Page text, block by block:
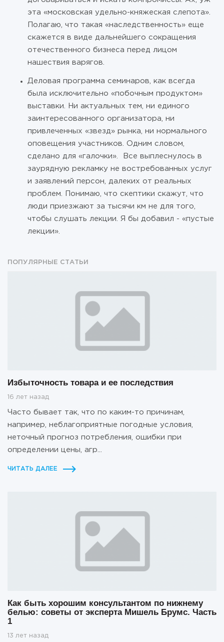
эта «московская удельно-княжеская слепота».
Полагаю, что такая «наследственность» еще
скажется в виде дальнейшего сокращения
отечественного бизнеса перед лицом
нашествия варягов.
Деловая программа семинаров, как всегда
была исключительно «побочным продуктом»
выставки. Ни актуальных тем, ни единого
заинтересованного организатора, ни
привлеченных «звезд» рынка, ни нормального
оповещения участников. Одним словом,
сделано для «галочки». Все выплеснулось в
заурядную рекламку не востребованных услуг
и заявлений персон, далеких от реальных
проблем. Понимаю, что скептики скажут, что
люди приезжают за тысячи км не для того,
чтобы слушать лекции. Я бы добавил - «пустые
лекции».
ПОПУЛЯРНЫЕ СТАТЬИ
Избыточность товара и ее последствия
16 лет назад
Часто бывает так, что по каким-то причинам,
например, неблагоприятные погодные условия,
неточный прогноз потребления, ошибки при
определении цены, агр...
ЧИТАТЬ ДАЛЕЕ
Как быть хорошим консультантом по нижнему
белью: советы от эксперта Мишель Брумс. Часть
1
13 лет назад